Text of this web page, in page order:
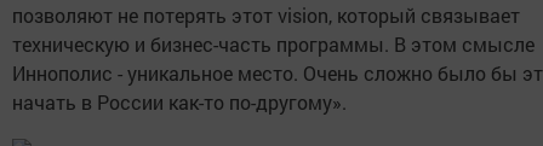
позволяют не потерять этот vision, который связывает
техническую и бизнес-часть программы. В этом смысле
Иннополис - уникальное место. Очень сложно было бы
начать в России как-то по-другому».